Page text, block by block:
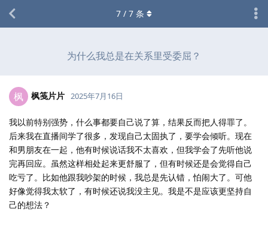
为什么我总是在关系里受委屈？
7 / 7 条
枫 枫笺片片 2025年7月16日
我以前特别强势，什么事都要自己说了算，结果反而把人得罪了。
后来我在直播间学了很多，发现自己太固执了，要学会倾听。现在
和男朋友在一起，他有时候说话我不太喜欢，但我学会了先听他说
完再回应。虽然这样相处起来更舒服了，但有时候还是会觉得自己
吃亏了。比如他跟我吵架的时候，我总是先认错，怕闹大了。可他
好像觉得我太软了，有时候还说我没主见。我是不是应该更坚持自
己的想法？